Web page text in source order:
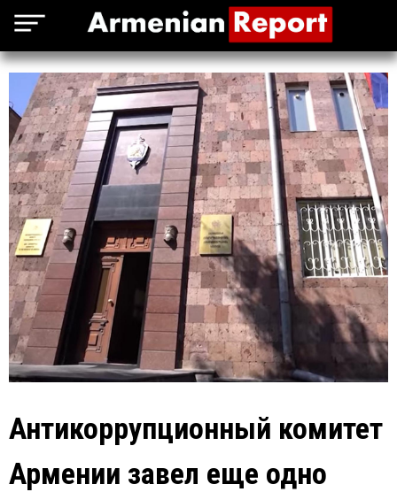
Антикоррупционный комитет
Армении завел еще одно